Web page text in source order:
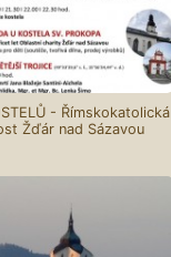
- Římskokatolická
Žďár nad Sázavou